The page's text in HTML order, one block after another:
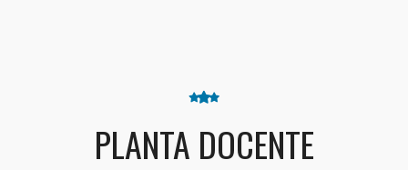
PLANTA DOCENTE